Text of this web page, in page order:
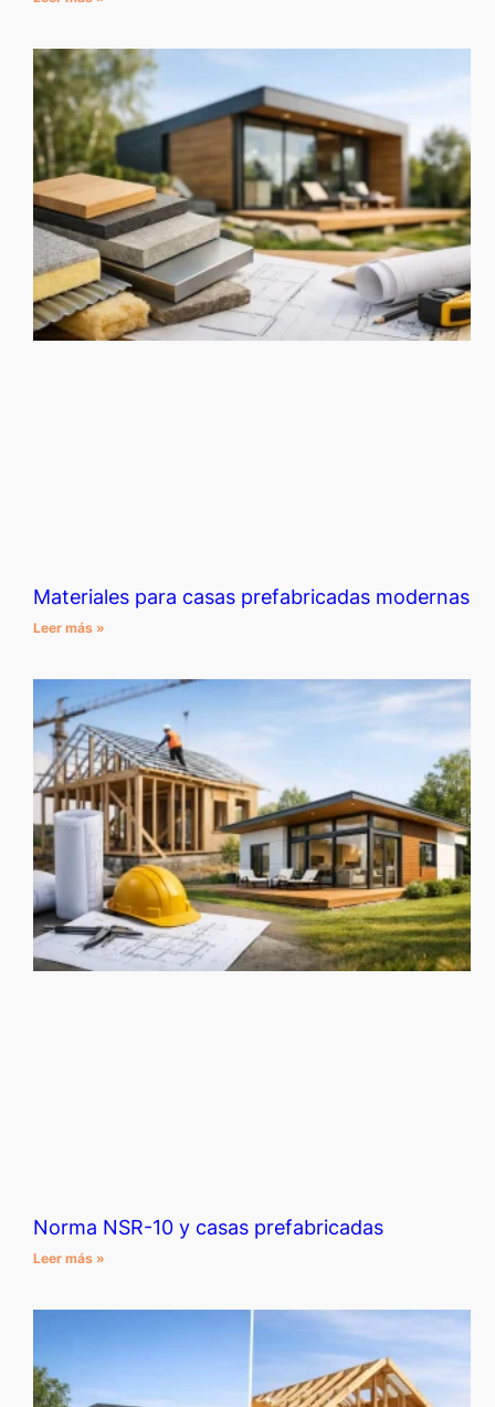
Materiales para casas prefabricadas modernas
Leer más »
Norma NSR-10 y casas prefabricadas
Leer más »